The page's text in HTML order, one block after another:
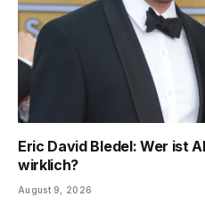
Eric David Bledel: Wer ist
wirklich?
August 9, 2026